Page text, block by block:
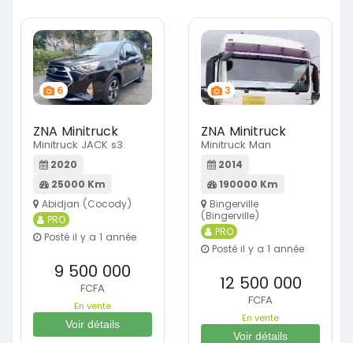
6
ZNA Minitruck
Minitruck JACK s3
2020
25000 Km
Abidjan (Cocody)
PRO
Posté il y a 1 année
9 500 000
FCFA
En vente
Voir détails
3
ZNA Minitruck
Minitruck Man
2014
190000 Km
Bingerville
(Bingerville)
PRO
Posté il y a 1 année
12 500 000
FCFA
En vente
Voir détails